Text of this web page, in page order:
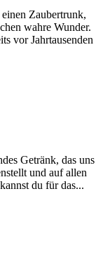
Zaubertrunk,
wahre Wunder.
vor Jahrtausenden
Getränk, das uns
und auf allen
du für das...